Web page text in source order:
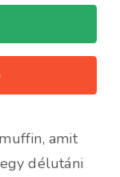
amit
délutáni